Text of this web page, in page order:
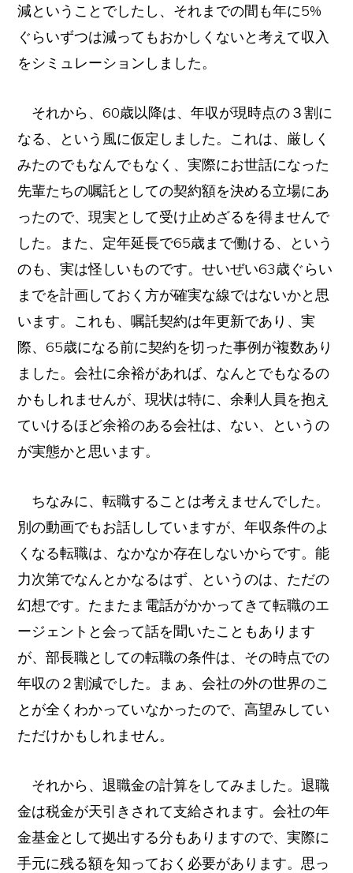
減ということでしたし、それまでの間も年に5%
ぐらいずつは減ってもおかしくないと考えて収入
をシミュレーションしました。
それから、60歳以降は、年収が現時点の３割に
なる、という風に仮定しました。これは、厳しく
みたのでもなんでもなく、実際にお世話になった
先輩たちの嘱託としての契約額を決める立場にあ
ったので、現実として受け止めざるを得ませんで
した。また、定年延長で65歳まで働ける、という
のも、実は怪しいものです。せいぜい63歳ぐらい
までを計画しておく方が確実な線ではないかと思
います。これも、嘱託契約は年更新であり、実
際、65歳になる前に契約を切った事例が複数あり
ました。会社に余裕があれば、なんとでもなるの
かもしれませんが、現状は特に、余剰人員を抱え
ていけるほど余裕のある会社は、ない、というの
が実態かと思います。
ちなみに、転職することは考えませんでした。
別の動画でもお話ししていますが、年収条件のよ
くなる転職は、なかなか存在しないからです。能
力次第でなんとかなるはず、というのは、ただの
幻想です。たまたま電話がかかってきて転職のエ
ージェントと会って話を聞いたこともあります
が、部長職としての転職の条件は、その時点での
年収の２割減でした。まぁ、会社の外の世界のこ
とが全くわかっていなかったので、高望みしてい
ただけかもしれません。
それから、退職金の計算をしてみました。退職
金は税金が天引きされて支給されます。会社の年
金基金として拠出する分もありますので、実際に
手元に残る額を知っておく必要があります。思っ